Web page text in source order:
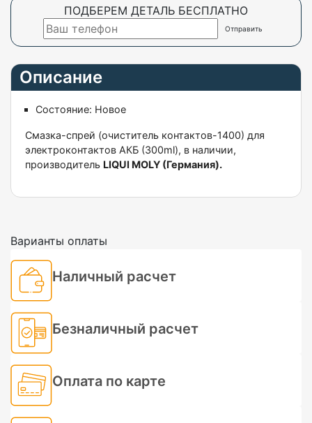
ПОДБЕРЕМ ДЕТАЛЬ БЕСПЛАТНО
Описание
Состояние: Новое
Смазка-спрей (очиститель контактов-1400) для
электроконтактов АКБ (300ml), в наличии,
производитель LIQUI MOLY (Германия).
Варианты оплаты
Наличный расчет
Безналичный расчет
Оплата по карте